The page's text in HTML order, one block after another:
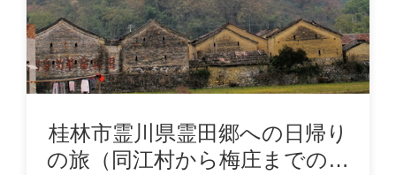
桂林市霊川県霊田郷への日帰り
の旅（同江村から梅庄までのハ